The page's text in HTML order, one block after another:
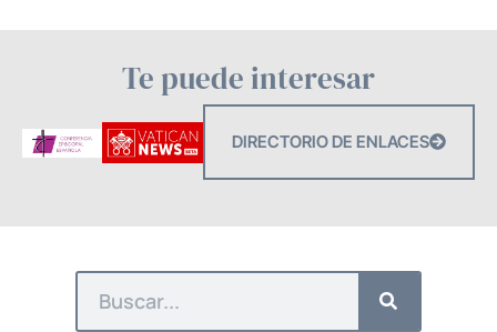
Te puede interesar
DIRECTORIO DE ENLACES